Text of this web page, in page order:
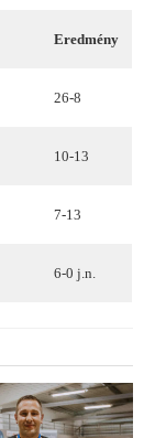
Eredmény
26-8
10-13
7-13
6-0 j.n.